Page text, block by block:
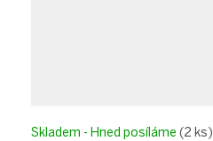
Skladem - Hned posíláme (2 ks)